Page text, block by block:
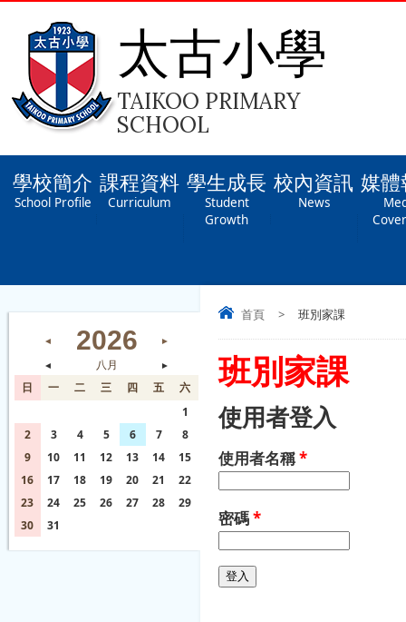
太古小學
TAIKOO PRIMARY
SCHOOL
學校簡介
School Profile
課程資料
Curriculum
學生成長
Student
Growth
校內資訊
News
媒
首頁 > 班別家課
班別家課
使用者登入
使用者名稱*
密碼*
◄ 2026
►
◄
八月 ►
日 一 二 三 四 五
六
1
2
3 4 5 6 7
8
9
10 11 12 13 14
15
16
17 18 19 20 21
22
23
24 25 26 27 28
29
30
31